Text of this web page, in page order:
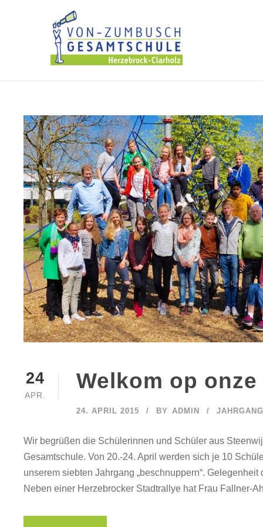
24
APR.
Welkom op
24. APRIL 2015 BY ADMIN
Wir begrüßen die Schülerinnen und Schüler aus
Gesamtschule. Von 20.-24. April werden sich je 10
unserem siebten Jahrgang „beschnuppern“.
Neben einer Herzebrocker Stadtrallye hat Frau Fallner-